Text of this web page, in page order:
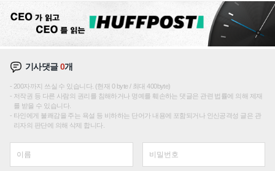
기사댓글0개
200자까지 쓰실 수 있습니다. (현재 0 byte / 최대 400byte)
저작권 등 다른 사람의 권리를 침해하거나 명예를 훼손하는 댓글은 관련 법률에 의해 제재
를 받을 수 있습니다.
타인에게 불쾌감을 주는 욕설 등 비하하는 단어가 내용에 포함되거나 인신공격성 글은 관
리자의 판단에 의해 삭제 합니다.